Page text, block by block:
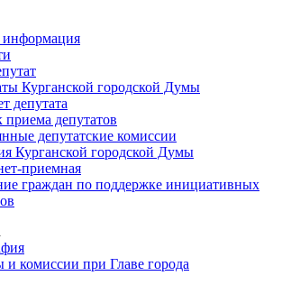
Курганской городской Думы
депутата
приема депутатов
депутатские комиссии
Курганской городской Думы
приемная
граждан по поддержке инициативных
и комиссии при Главе города